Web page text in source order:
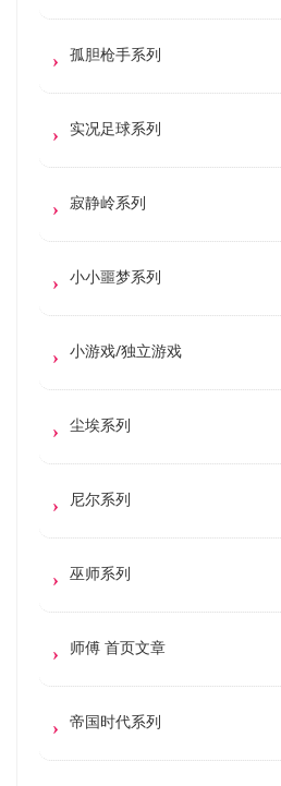
孤胆枪手系列
实况足球系列
寂静岭系列
小小噩梦系列
小游戏/独立游戏
尘埃系列
尼尔系列
巫师系列
师傅 首页文章
帝国时代系列